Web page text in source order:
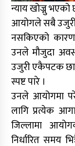
न्याय खोज्नु
आयोगले सबै
नसकिएको
उनले मौजुदा
उजुरी एकैपटक
स्पष्ट पारे ।
उनले आयोगमा
लागि प्रत्येक
जिल्लामा
निर्धारित समय